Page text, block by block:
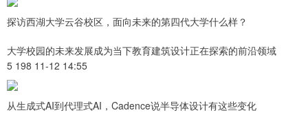
探访西湖大学云谷校区，面向未来的第四代大学什么样？
大学校园的未来发展成为当下教育建筑设计正在探索的前沿领域
5 198 11-12 14:55
从生成式AI到代理式AI，Cadence说半导体设计有这些变化